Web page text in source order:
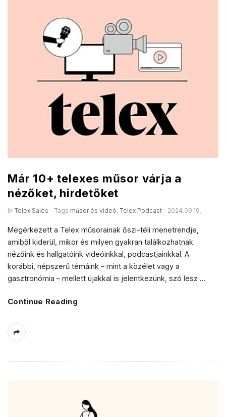
Már 10+ telexes műsor várja a
nézőket, hirdetőket
In Telex Sales Tags műsor és videó, Telex Podcast 2024.09.19.
Megérkezett a Telex műsorainak őszi-téli menetrendje,
amiből kiderül, mikor és milyen gyakran találkozhatnak
nézőink és hallgatóink videóinkkal, podcastjainkkal. A
korábbi, népszerű témáink – mint a közélet vagy a
gasztronómia – mellett újakkal is jelentkezünk, szó lesz …
Continue Reading